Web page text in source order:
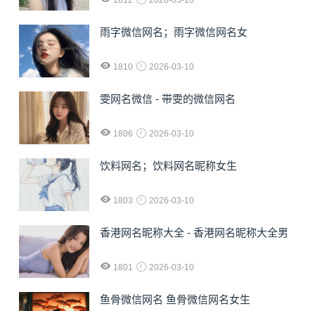
雨字微信网名；雨字微信网名女
1810 2026-03-10
雯网名微信 - 带雯的微信网名
1806 2026-03-10
饮料网名；饮料网名昵称女生
1803 2026-03-10
香港网名昵称大全 - 香港网名昵称大全男
1801 2026-03-10
鱼骨微信网名 鱼骨微信网名女生